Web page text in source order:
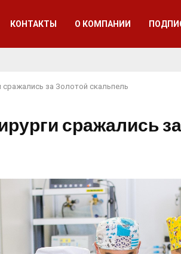
КОНТАКТЫ О КОМПАНИИ
сражались за Золотой скальпель
сражались